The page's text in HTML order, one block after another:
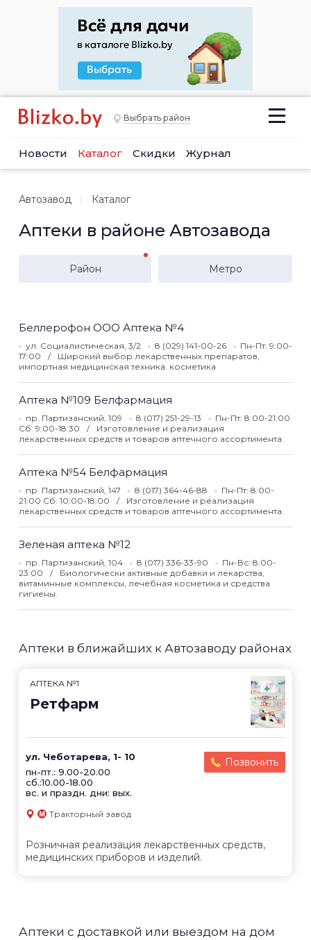
Выбрать район
Новости Каталог Скидки Журнал
Автозавод Каталог
Аптеки в районе Автозавода
Район Метро
Беллерофон ООО Аптека №4
ул. Социалистическая, 3/2 8 (029) 141-00-26
Пн-Пт: 9:00-
17:00
Широкий выбор лекарственных препаратов,
импортная медицинская техника. косметика
Аптека №109 Белфармация
пр. Партизанский, 109 8 (017) 251-29-13
Пн-Пт: 8:00-21:00
Сб: 9:00-18:30
Изготовление и реализация
лекарственных средств и товаров аптечного ассортимента.
Аптека №54 Белфармация
пр. Партизанский, 147 8 (017) 364-46-88
Пн-Пт: 8:00-
21:00 Сб: 10:00-18:00
Изготовление и реализация
лекарственных средств и товаров аптечного ассортимента.
Зеленая аптека №12
пр. Партизанский, 104 8 (017) 336-33-90
Пн-Вс: 8:00-
23:00
Биологически активные добавки и лекарства,
витаминные комплексы, лечебная косметика и средства
гигиены.
Аптеки в ближайших к Автозаводу районах
АПТЕКА №1
Ретфарм
ул. Чеботарева, 1- 10
пн-пт.: 9.00-20.00
сб.:10.00-18.00
вс. и праздн. дни: вых.
Позвонить
Тракторный завод
Розничная реализация лекарственных средств,
медицинских приборов и изделий.
Аптеки с доставкой или выездом на дом